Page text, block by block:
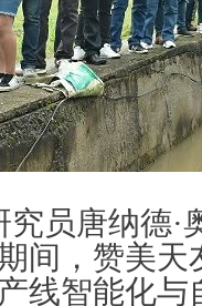
员唐纳德·
间，赞美天
线智能化与